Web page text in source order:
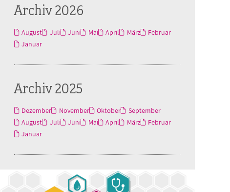
Archiv 2026
August Juli Juni Mai April März
Februar
Januar
Archiv 2025
Dezember November Oktober
September
August
Juli Juni Mai April März
Februar
Januar